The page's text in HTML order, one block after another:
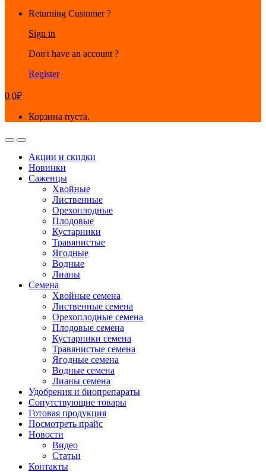
Returning Customer ?
Sign in
Don't have an account ?
Register
0 0₽
Корзина пуста.
Акции и скидки
Новинки
Саженцы
Хвойные
Лиственные
Орехоплодные
Плодовые
Кустарники
Травянистые
Ягодные
Водные
Лианы
Семена
Хвойные семена
Лиственные семена
Орехоплодные семена
Плодовые семена
Кустарники семена
Травянистые семена
Ягодные семена
Водные семена
Лианы семена
Удобрения и биопрепараты
Сопутствующие товары
Готовая продукция
Посмотреть прайс
Новости
Видео
Статьи
Контакты